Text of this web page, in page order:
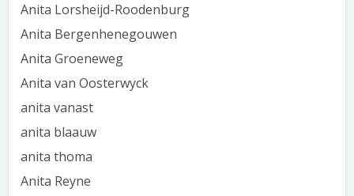
Anita Lorsheijd-Roodenburg
Anita Bergenhenegouwen
Anita Groeneweg
Anita van Oosterwyck
anita vanast
anita blaauw
anita thoma
Anita Reyne